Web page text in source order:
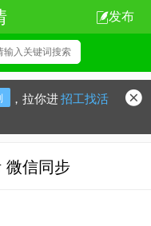
发布
，拉你进招工找活
微信同步